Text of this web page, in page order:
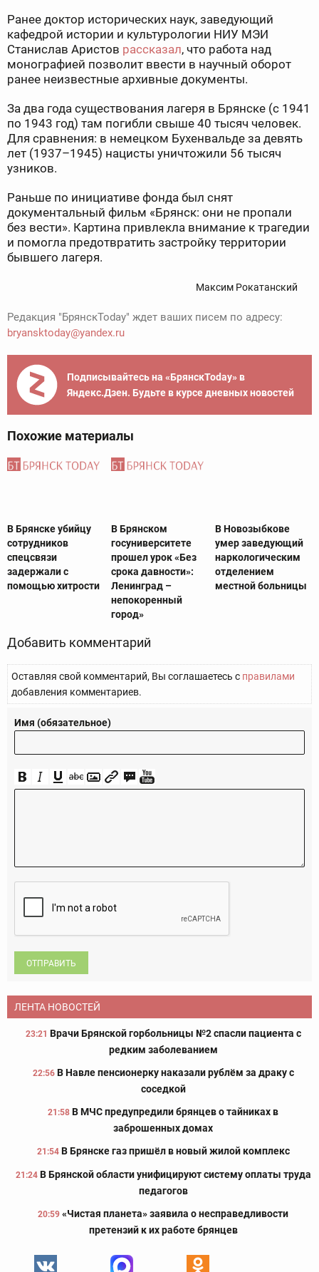
Ранее доктор исторических наук, заведующий
кафедрой истории и культурологии НИУ МЭИ
Станислав Аристов рассказал, что работа над
монографией позволит ввести в научный оборот
ранее неизвестные архивные документы.
За два года существования лагеря в Брянске (с 1941
по 1943 год) там погибли свыше 40 тысяч человек.
Для сравнения: в немецком Бухенвальде за девять
лет (1937–1945) нацисты уничтожили 56 тысяч
узников.
Раньше по инициативе фонда был снят
документальный фильм «Брянск: они не пропали
без вести». Картина привлекла внимание к трагедии
и помогла предотвратить застройку территории
бывшего лагеря.
Максим Рокатанский
Редакция "БрянскToday" ждет ваших писем по адресу:
bryansktoday@yandex.ru
Подписывайтесь на «БрянскToday» в
Яндекс.Дзен. Будьте в курсе дневных новостей
Похожие материалы
В Брянске убийцу
сотрудников
спецсвязи
задержали с
помощью хитрости
В Брянском
госуниверситете
прошел урок «Без
срока давности»:
Ленинград –
непокоренный
город»
В Новозыбкове
умер заведующий
наркологическим
отделением
местной больницы
Добавить комментарий
Оставляя свой комментарий, Вы соглашаетесь с правилами
добавления комментариев.
Имя (обязательное)
ОТПРАВИТЬ
ЛЕНТА НОВОСТЕЙ
23:21 Врачи Брянской горбольницы №2 спасли пациента с
редким заболеванием
22:56 В Навле пенсионерку наказали рублём за драку с
соседкой
21:58 В МЧС предупредили брянцев о тайниках в
заброшенных домах
21:54 В Брянске газ пришёл в новый жилой комплекс
21:24 В Брянской области унифицируют систему оплаты труда
педагогов
20:59 «Чистая планета» заявила о несправедливости
претензий к их работе брянцев